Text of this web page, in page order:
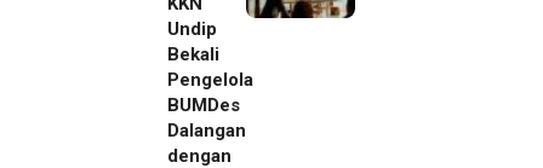
Undip
Bekali
Pengelola
BUMDes
Dalangan
dengan